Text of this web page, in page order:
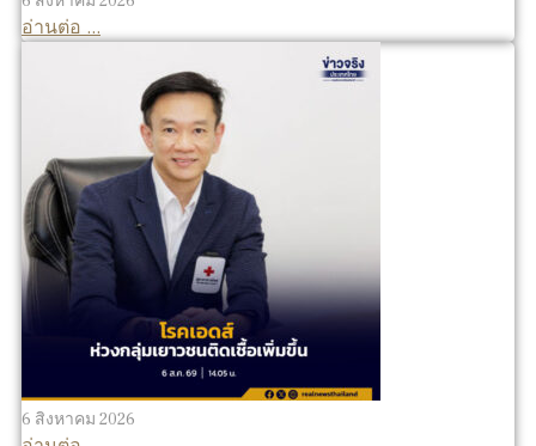
อ่านต่อ ...
6 สิงหาคม 2026